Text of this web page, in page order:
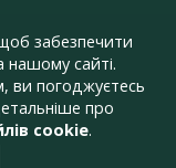
забезпечити
сайті.
ви погоджуєтесь
про
cookie.